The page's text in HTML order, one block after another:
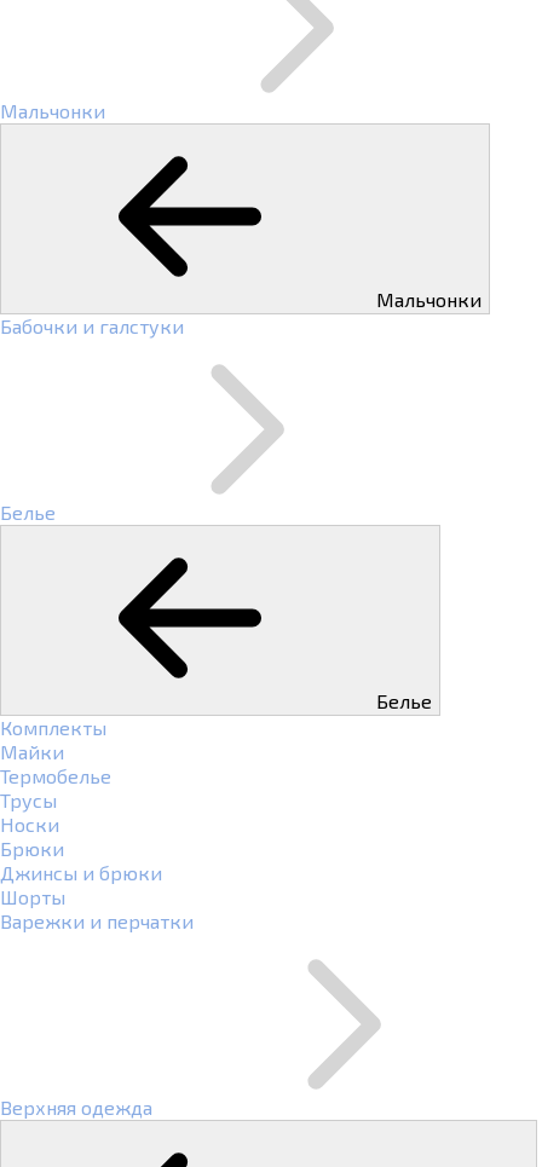
Мальчонки
Мальчонки
Бабочки и галстуки
Белье
Белье
Комплекты
Майки
Термобелье
Трусы
Носки
Брюки
Джинсы и брюки
Шорты
Варежки и перчатки
Верхняя одежда